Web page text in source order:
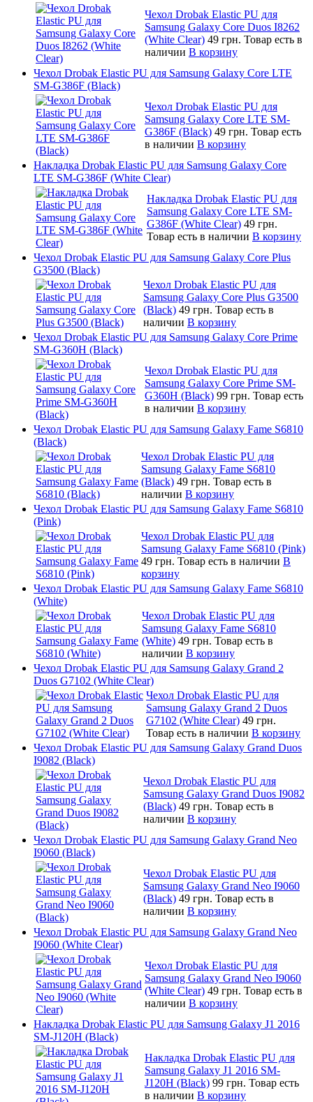
Чехол Drobak Elastic PU для
Samsung Galaxy Core Duos I8262
(White Clear) 49 грн. Товар есть в
наличии В корзину
Чехол Drobak Elastic PU для Samsung Galaxy Core LTE
SM-G386F (Black)
Чехол Drobak Elastic PU для
Samsung Galaxy Core LTE SM-
G386F (Black) 49 грн. Товар есть
в наличии В корзину
Накладка Drobak Elastic PU для Samsung Galaxy Core
LTE SM-G386F (White Clear)
Накладка Drobak Elastic PU для
Samsung Galaxy Core LTE SM-
G386F (White Clear) 49 грн.
Товар есть в наличии В корзину
Чехол Drobak Elastic PU для Samsung Galaxy Core Plus
G3500 (Black)
Чехол Drobak Elastic PU для
Samsung Galaxy Core Plus G3500
(Black) 49 грн. Товар есть в
наличии В корзину
Чехол Drobak Elastic PU для Samsung Galaxy Core Prime
SM-G360H (Black)
Чехол Drobak Elastic PU для
Samsung Galaxy Core Prime SM-
G360H (Black) 99 грн. Товар есть
в наличии В корзину
Чехол Drobak Elastic PU для Samsung Galaxy Fame S6810
(Black)
Чехол Drobak Elastic PU для
Samsung Galaxy Fame S6810
(Black) 49 грн. Товар есть в
наличии В корзину
Чехол Drobak Elastic PU для Samsung Galaxy Fame S6810
(Pink)
Чехол Drobak Elastic PU для
Samsung Galaxy Fame S6810 (Pink)
49 грн. Товар есть в наличии В
корзину
Чехол Drobak Elastic PU для Samsung Galaxy Fame S6810
(White)
Чехол Drobak Elastic PU для
Samsung Galaxy Fame S6810
(White) 49 грн. Товар есть в
наличии В корзину
Чехол Drobak Elastic PU для Samsung Galaxy Grand 2
Duos G7102 (White Clear)
Чехол Drobak Elastic PU для
Samsung Galaxy Grand 2 Duos
G7102 (White Clear) 49 грн.
Товар есть в наличии В корзину
Чехол Drobak Elastic PU для Samsung Galaxy Grand Duos
I9082 (Black)
Чехол Drobak Elastic PU для
Samsung Galaxy Grand Duos I9082
(Black) 49 грн. Товар есть в
наличии В корзину
Чехол Drobak Elastic PU для Samsung Galaxy Grand Neo
I9060 (Black)
Чехол Drobak Elastic PU для
Samsung Galaxy Grand Neo I9060
(Black) 49 грн. Товар есть в
наличии В корзину
Чехол Drobak Elastic PU для Samsung Galaxy Grand Neo
I9060 (White Clear)
Чехол Drobak Elastic PU для
Samsung Galaxy Grand Neo I9060
(White Clear) 49 грн. Товар есть в
наличии В корзину
Накладка Drobak Elastic PU для Samsung Galaxy J1 2016
SM-J120H (Black)
Накладка Drobak Elastic PU для
Samsung Galaxy J1 2016 SM-
J120H (Black) 99 грн. Товар есть
в наличии В корзину